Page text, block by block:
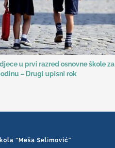
u prvi razred osnovne škole za
– Drugi upisni rok
“Meša Selimović”